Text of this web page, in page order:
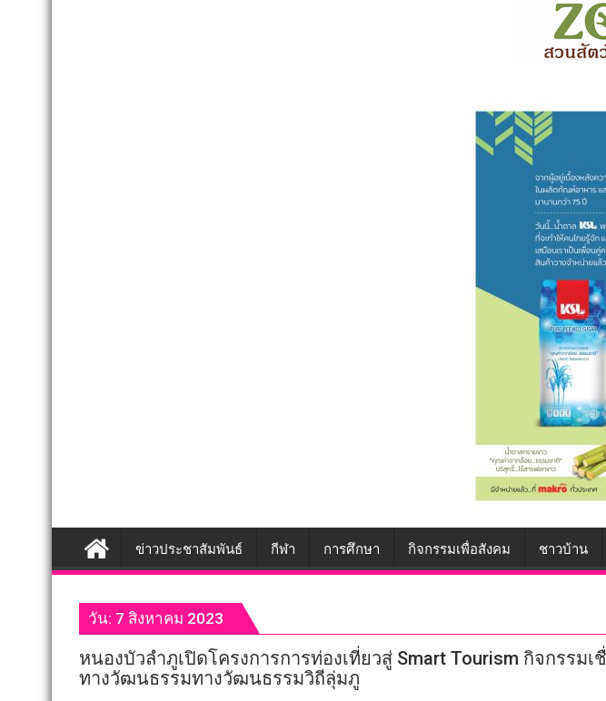
ข่าวประชาสัมพันธ์ กีฬา การศึกษา กิจกรรมเพื่อสังคม ชาวบ้าน
วัน: 7 สิงหาคม 2023
หนองบัวลำภูเปิดโครงการการท่องเที่ยวสู่ Smart Tourism กิจกรรมเ
ทางวัฒนธรรมทางวัฒนธรรมวิถีลุ่มภู